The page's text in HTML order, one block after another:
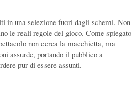
in una selezione fuori dagli schemi. Non
le reali regole del gioco. Come spiegato
non cerca la macchietta, ma
assurde, portando il pubblico a
pur di essere assunti.